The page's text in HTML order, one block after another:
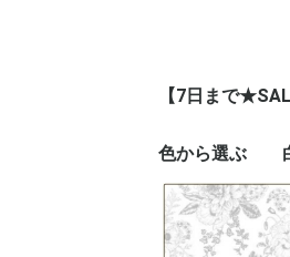
【7日まで
色から選ぶ
ピンク
ブルー
ネイビー
レッド
イエロー
オレンジ
グリーン
パープル
ブラウン
グレー
ブラック
ゴールド
シルバー
ホワイト
グラデーション
その他